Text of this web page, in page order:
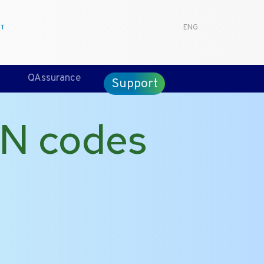
ENG
QAssurance Support
codes